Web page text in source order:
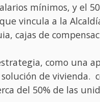
mínimos, y el
vincula a la
cajas de
como una
de vivienda.
del 50% de las